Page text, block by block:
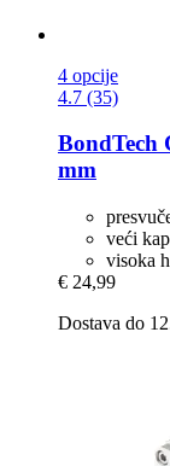
4 opcije
4.7 (35)
BondTech
mm
veći
visoka
€ 24,99
Dostava do